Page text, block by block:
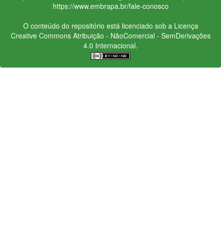
https://www.embrapa.br/fale-conosco
O conteúdo do repositório está licenciado sob a Licença
Creative CommonsAtribuição - NãoComercial - SemDerivações
4.0 Internacional.